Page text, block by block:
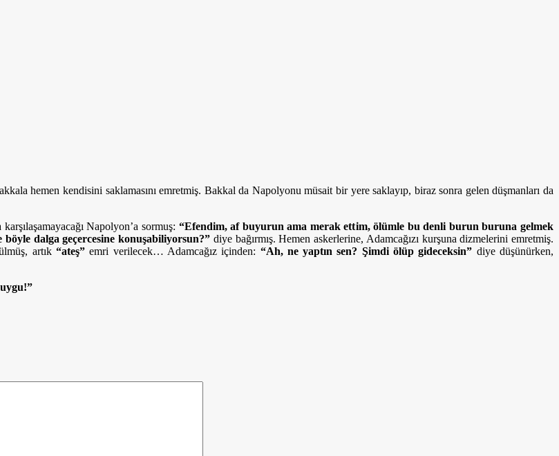
hemen kendisini saklamasını emretmiş. Bakkal da Napolyonu müsait bir yere saklayıp, biraz sonra gelen düşmanları da
Napolyon’a sormuş: “Efendim, af buyurun ama merak ettim, ölümle bu denli burun buruna gelmek
dalga geçercesine konuşabiliyorsun?” diye bağırmış. Hemen askerlerine, Adamcağızı kurşuna dizmelerini emretmiş.
artık“ateş” emri verilecek… Adamcağız içinden: “Ah, ne yaptın sen? Şimdi ölüp gideceksin” diye düşünürken,